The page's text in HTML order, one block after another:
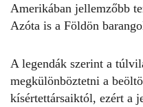
Amerikában jellemzőbb
Azóta is a Földön
A legendák szerint a
megkülönböztetni a
kísértettársaiktól, ezért a